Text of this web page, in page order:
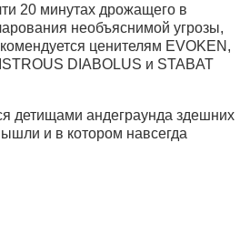
20 минутах дрожащего в
необъяснимой угрозы,
ценителям EVOKEN,
DIABOLUS и STABAT
детищами андеграунда здешних
и в котором навсегда